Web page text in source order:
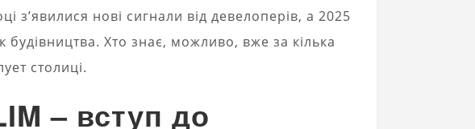
з’явилися нові сигнали від девелоперів, а 2025
Хто знає, можливо, вже за кілька
столиці.
– вступ до